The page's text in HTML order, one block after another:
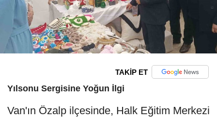
TAKİP ET
Yılsonu Sergisine Yoğun İlgi
Van'ın Özalp ilçesinde, Halk Eğitim Merkezi